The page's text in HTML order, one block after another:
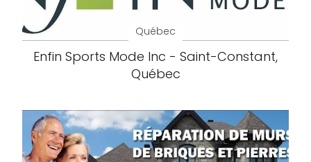
Québec
Enfin Sports Mode Inc - Saint-Constant,
Québec